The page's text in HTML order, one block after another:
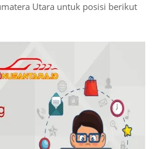
Utara untuk posisi berikut